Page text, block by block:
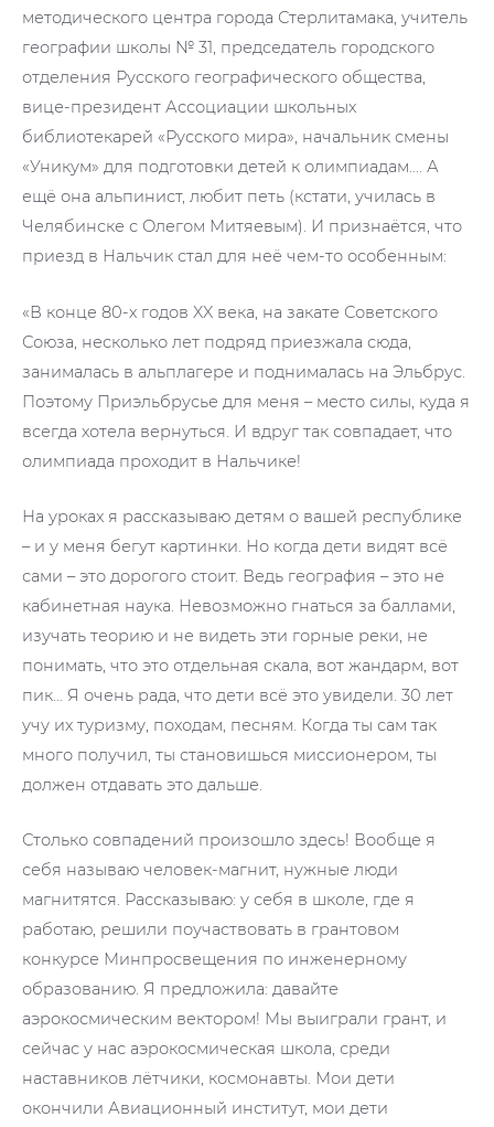
методического центра города Стерлитамака, учитель
географии школы № 31, председатель городского
отделения Русского географического общества,
вице-президент Ассоциации школьных
библиотекарей «Русского мира», начальник смены
«Уникум» для подготовки детей к олимпиадам…. А
ещё она альпинист, любит петь (кстати, училась в
Челябинске с Олегом Митяевым). И признаётся, что
приезд в Нальчик стал для неё чем-то особенным:
«В конце 80-х годов XX века, на закате Советского
Союза, несколько лет подряд приезжала сюда,
занималась в альплагере и поднималась на Эльбрус.
Поэтому Приэльбрусье для меня – место силы, куда я
всегда хотела вернуться. И вдруг так совпадает, что
олимпиада проходит в Нальчике!
На уроках я рассказываю детям о вашей республике
– и у меня бегут картинки. Но когда дети видят всё
сами – это дорогого стоит. Ведь география – это не
кабинетная наука. Невозможно гнаться за баллами,
изучать теорию и не видеть эти горные реки, не
понимать, что это отдельная скала, вот жандарм, вот
пик… Я очень рада, что дети всё это увидели. 30 лет
учу их туризму, походам, песням. Когда ты сам так
много получил, ты становишься миссионером, ты
должен отдавать это дальше.
Столько совпадений произошло здесь! Вообще я
себя называю человек-магнит, нужные люди
магнитятся. Рассказываю: у себя в школе, где я
работаю, решили поучаствовать в грантовом
конкурсе Минпросвещения по инженерному
образованию. Я предложила: давайте
аэрокосмическим вектором! Мы выиграли грант, и
сейчас у нас аэрокосмическая школа, среди
наставников лётчики, космонавты. Мои дети
окончили Авиационный институт, мои дети